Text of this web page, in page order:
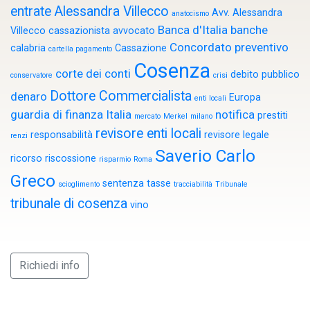
entrateAlessandra Villecco anatocismo Avv. Alessandra
Villecco cassazionista avvocato Banca d'Italia banche
calabria cartella pagamento Cassazione Concordato preventivo
conservatore corte dei conti Cosenza crisi debito pubblico
denaro Dottore Commercialista enti locali Europa
guardia di finanza Italia mercato Merkel milano notifica prestiti
renzi responsabilità revisore enti locali revisore legale
ricorso riscossione risparmio Roma Saverio Carlo
Greco scioglimento sentenza tasse tracciabilità Tribunale
tribunale di cosenza vino
Richiedi info